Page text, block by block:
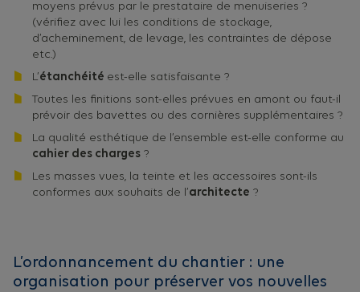
moyens prévus par le prestataire de menuiseries ?
(vérifiez avec lui les conditions de stockage,
d’acheminement, de levage, les contraintes de dépose
etc.)
L’étanchéité est-elle satisfaisante ?
Toutes les finitions sont-elles prévues en amont ou faut-il
prévoir des bavettes ou des cornières supplémentaires ?
La qualité esthétique de l’ensemble est-elle conforme au
cahier des charges ?
Les masses vues, la teinte et les accessoires sont-ils
conformes aux souhaits de l’architecte ?
L’ordonnancement du chantier : une
organisation pour préserver vos nouvelles